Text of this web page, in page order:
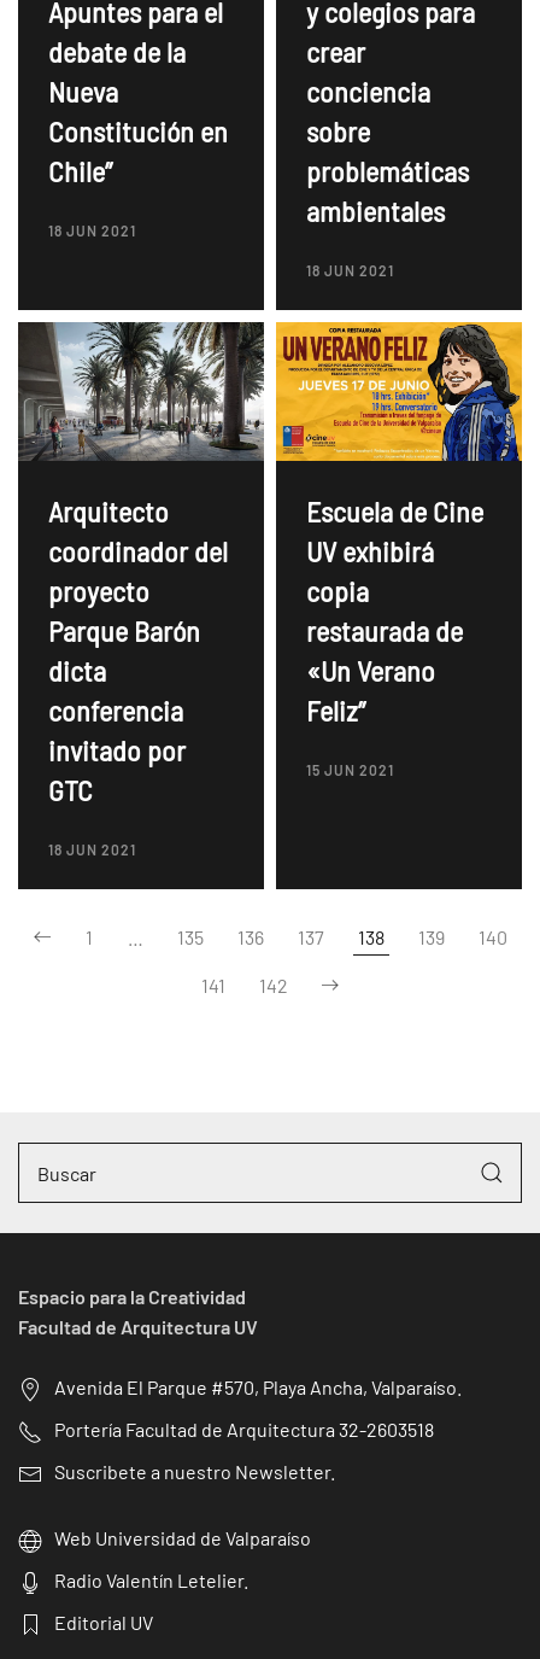
Apuntes para el
debate de la
Nueva
Constitución en
Chile”
18 JUN 2021
y colegios para
crear
conciencia
sobre
problemáticas
ambientales
18 JUN 2021
Arquitecto
coordinador del
proyecto
Parque Barón
dicta
conferencia
invitado por
GTC
18 JUN 2021
Escuela de Cine
UV exhibirá
copia
restaurada de
«Un Verano
Feliz”
15 JUN 2021
1 135 136 137 138 139 140
141 142
Espacio para la Creatividad
Facultad de Arquitectura UV
Avenida El Parque #570, Playa Ancha, Valparaíso.
Portería Facultad de Arquitectura 32-2603518
Suscribete a nuestro Newsletter.
Web Universidad de Valparaíso
Radio Valentín Letelier.
Editorial UV